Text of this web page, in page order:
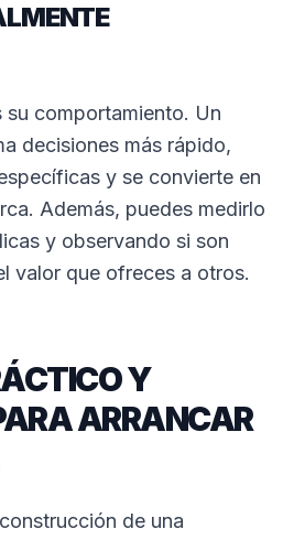
su comportamiento. Un
decisiones más rápido,
y se convierte en
Además, puedes medirlo
y observando si son
valor que ofreces a otros.
Y
ARRANCAR
de una